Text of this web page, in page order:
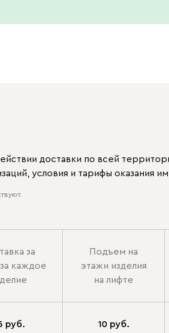
доставки по всей
условия и тарифы оказания
за
каждое
Подъем на
этажи изделия
на лифте
руб. 10 руб.